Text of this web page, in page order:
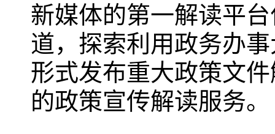
新媒体的第一解读平
道，探索利用政务办
形式发布重大政策文
的政策宣传解读服务。